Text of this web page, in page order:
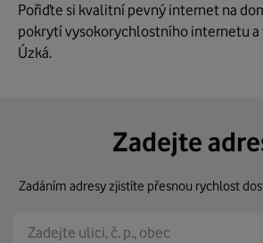
Pořiďte si kvalitní pevný internet na
pokrytí vysokorychlostního internetu
Úzká.
Zadejte
Zadáním adresy zjistíte přesnou rychlost